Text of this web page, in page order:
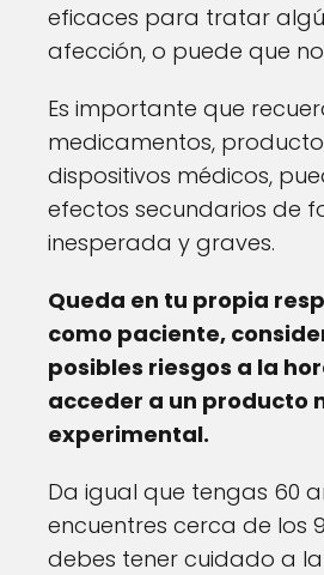
eficaces para tratar
afección, o puede que
Es importante que
medicamentos,
dispositivos médicos,
efectos secundarios de
inesperada y graves.
Queda en tu propia
como paciente,
posibles riesgos a la
acceder a un producto
experimental.
Da igual que tengas 60
encuentres cerca de los
debes tener cuidado a